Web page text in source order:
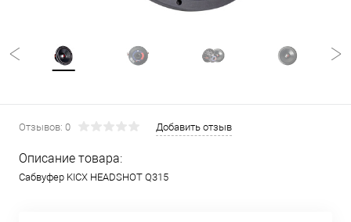
Отзывов: 0 Добавить отзыв
Описание товара:
Сабвуфер KICX HEADSHOT Q315